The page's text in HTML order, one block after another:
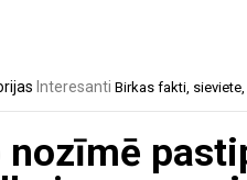
Interesanti Birkas fakti, sieviete,
nozīmē